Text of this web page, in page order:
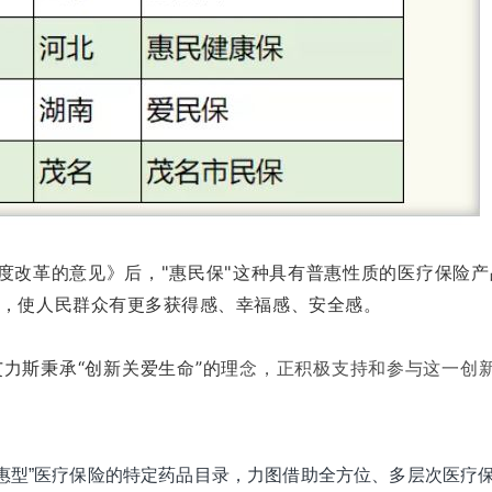
改革的意见》后，"惠民保"这种具有普惠性质的医疗保险
使人民群众有更多获得感、幸福感、安全感。
斯秉承“创新关爱生命”的理念，正积极支持和参与这一创
”医疗保险的特定药品目录，力图借助全方位、多层次医疗